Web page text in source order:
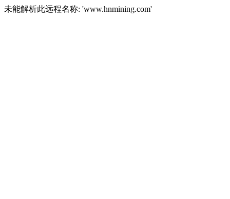
未能解析此远程名称: 'www.hnmining.com'